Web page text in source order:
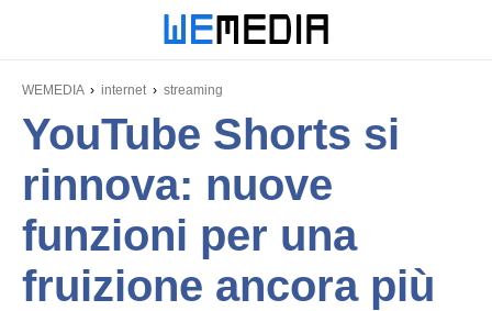
WEMEDIA internet streaming
YouTube Shorts si
rinnova: nuove
funzioni per una
fruizione ancora più